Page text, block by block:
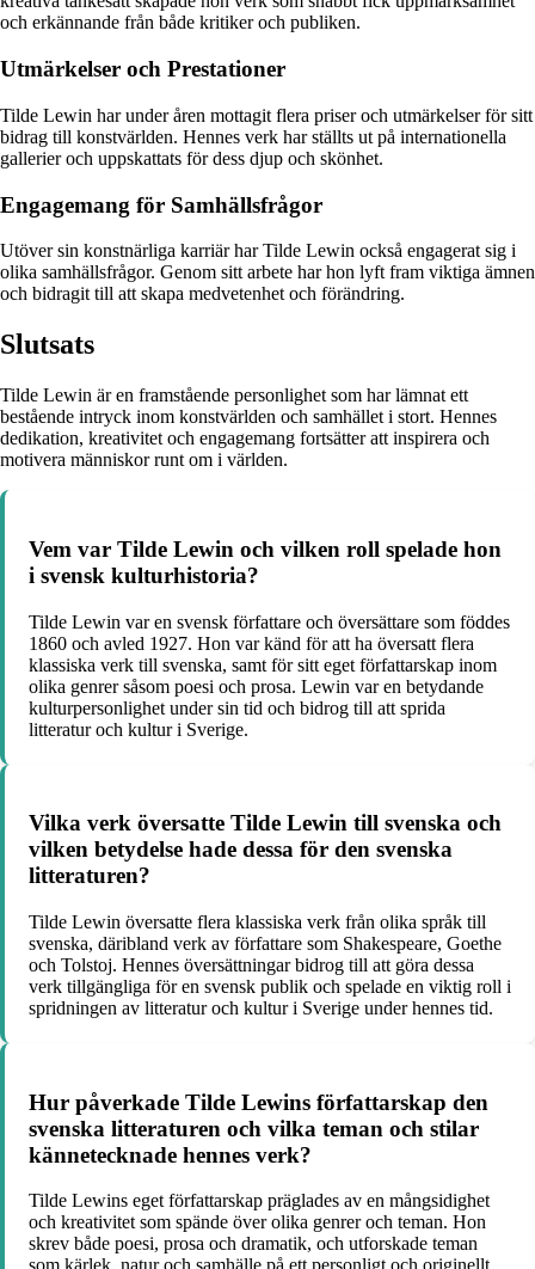
och erkännande från både kritiker och publiken.
Utmärkelser och Prestationer
Tilde Lewin har under åren mottagit flera priser och utmärkelser för sitt
bidrag till konstvärlden. Hennes verk har ställts ut på internationella
gallerier och uppskattats för dess djup och skönhet.
Engagemang för Samhällsfrågor
Utöver sin konstnärliga karriär har Tilde Lewin också engagerat sig i
olika samhällsfrågor. Genom sitt arbete har hon lyft fram viktiga ämnen
och bidragit till att skapa medvetenhet och förändring.
Slutsats
Tilde Lewin är en framstående personlighet som har lämnat ett
bestående intryck inom konstvärlden och samhället i stort. Hennes
dedikation, kreativitet och engagemang fortsätter att inspirera och
motivera människor runt om i världen.
Vem var Tilde Lewin och vilken roll spelade hon
i svensk kulturhistoria?
Tilde Lewin var en svensk författare och översättare som föddes
1860 och avled 1927. Hon var känd för att ha översatt flera
klassiska verk till svenska, samt för sitt eget författarskap inom
olika genrer såsom poesi och prosa. Lewin var en betydande
kulturpersonlighet under sin tid och bidrog till att sprida
litteratur och kultur i Sverige.
Vilka verk översatte Tilde Lewin till svenska och
vilken betydelse hade dessa för den svenska
litteraturen?
Tilde Lewin översatte flera klassiska verk från olika språk till
svenska, däribland verk av författare som Shakespeare, Goethe
och Tolstoj. Hennes översättningar bidrog till att göra dessa
verk tillgängliga för en svensk publik och spelade en viktig roll i
spridningen av litteratur och kultur i Sverige under hennes tid.
Hur påverkade Tilde Lewins författarskap den
svenska litteraturen och vilka teman och stilar
kännetecknade hennes verk?
Tilde Lewins eget författarskap präglades av en mångsidighet
och kreativitet som spände över olika genrer och teman. Hon
skrev både poesi, prosa och dramatik, och utforskade teman